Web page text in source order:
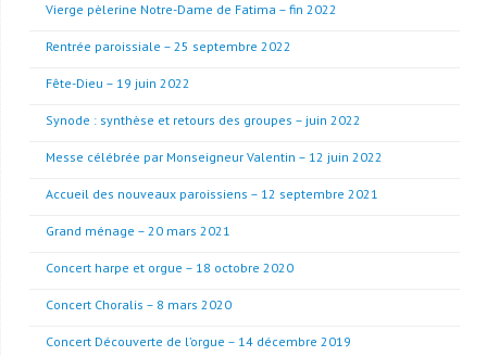
Vierge pèlerine Notre-Dame de Fatima – fin 2022
Rentrée paroissiale – 25 septembre 2022
Fête-Dieu – 19 juin 2022
Synode : synthèse et retours des groupes – juin 2022
Messe célébrée par Monseigneur Valentin – 12 juin 2022
Accueil des nouveaux paroissiens – 12 septembre 2021
Grand ménage – 20 mars 2021
Concert harpe et orgue – 18 octobre 2020
Concert Choralis – 8 mars 2020
Concert Découverte de l’orgue – 14 décembre 2019